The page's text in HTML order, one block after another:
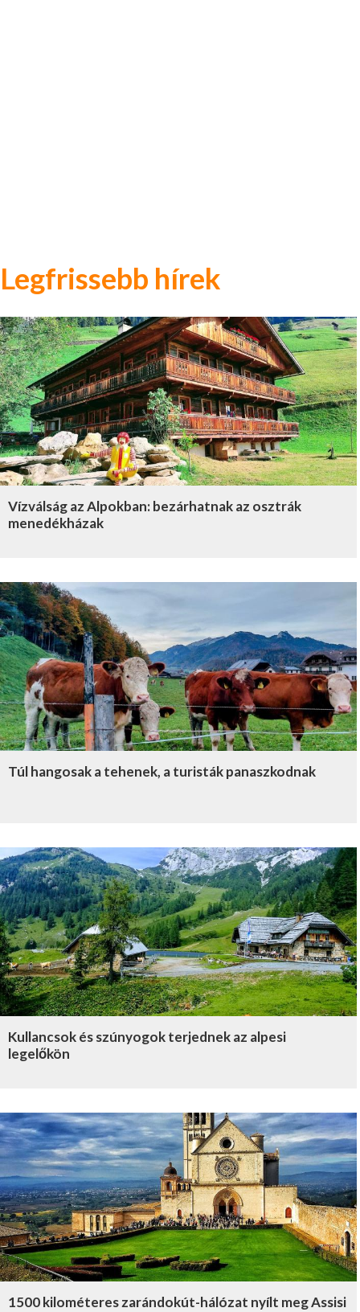
Legfrissebb hírek
Vízválság az Alpokban: bezárhatnak az osztrák
menedékházak
Túl hangosak a tehenek, a turisták panaszkodnak
Kullancsok és szúnyogok terjednek az alpesi
legelőkön
1500 kilométeres zarándokút-hálózat nyílt meg Assisi